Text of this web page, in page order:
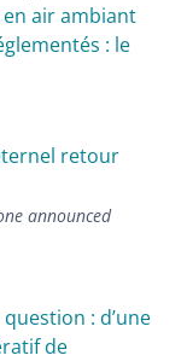
air ambiant
: le
retour
announced
: d’une
de